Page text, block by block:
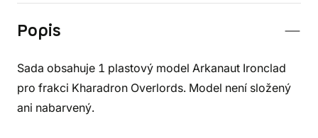
Popis
Sada obsahuje 1 plastový model Arkanaut Ironclad
pro frakci Kharadron Overlords. Model není složený
ani nabarvený.